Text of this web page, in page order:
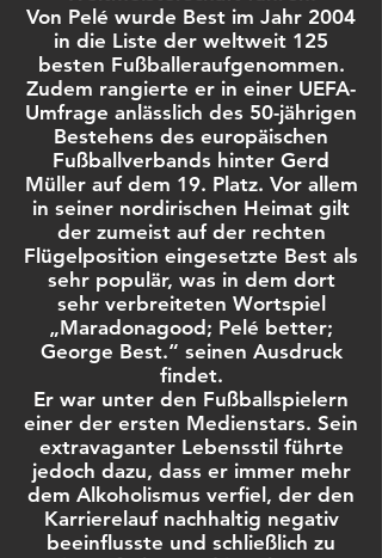
Von Pelé wurde Best im Jahr 2004
in die Liste der weltweit 125
besten Fußballeraufgenommen.
Zudem rangierte er in einer UEFA-
Umfrage anlässlich des 50-jährigen
Bestehens des europäischen
Fußballverbands hinter Gerd
Müller auf dem 19. Platz. Vor allem
in seiner nordirischen Heimat gilt
der zumeist auf der rechten
Flügelposition eingesetzte Best als
sehr populär, was in dem dort
sehr verbreiteten Wortspiel
„Maradonagood; Pelé better;
George Best.“ seinen Ausdruck
findet.
Er war unter den Fußballspielern
einer der ersten Medienstars. Sein
extravaganter Lebensstil führte
jedoch dazu, dass er immer mehr
dem Alkoholismus verfiel, der den
Karrierelauf nachhaltig negativ
beeinflusste und schließlich zu